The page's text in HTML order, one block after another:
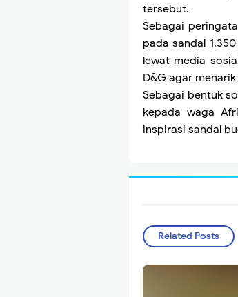
tersebut.
Sebagai
pada sandal
lewat media
D&G agar
Sebagai bentuk
kepada waga
inspirasi sandal
Related Posts